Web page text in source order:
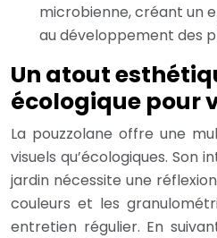
microbienne, créant un
au développement des
Un atout
écologique pour
La pouzzolane offre une
visuels qu’écologiques. Son
jardin nécessite une
couleurs et les
entretien régulier. En